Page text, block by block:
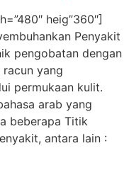
heig”360″]
Penyakit
pengobatan dengan
yang
permukaan kulit.
arab yang
beberapa Titik
antara lain :